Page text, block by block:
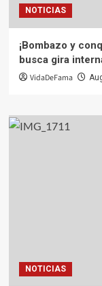
NOTICIAS
¡Bombazo y
busca gira
VidaDeFama
NOTICIAS